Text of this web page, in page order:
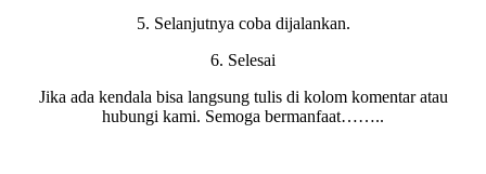
5. Selanjutnya coba dijalankan.
6. Selesai
Jika ada kendala bisa langsung tulis di kolom komentar atau
hubungi kami. Semoga bermanfaat……..